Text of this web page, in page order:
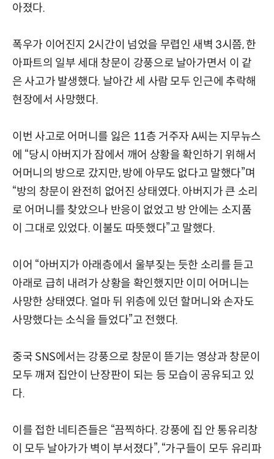
아졌다.
폭우가 이어진지 2시간이 넘었을 무렵인 새벽 3시쯤, 한
아파트의 일부 세대 창문이 강풍으로 날아가면서 이 같
은 사고가 발생했다. 날아간 세 사람 모두 인근에 추락해
현장에서 사망했다.
이번 사고로 어머니를 잃은 11층 거주자 A씨는 지무뉴스
에 “당시 아버지가 잠에서 깨어 상황을 확인하기 위해서
어머니의 방으로 갔지만, 방에 아무도 없다고 말했다”며
“방의 창문이 완전히 없어진 상태였다. 아버지가 큰 소리
로 어머니를 찾았으나 반응이 없었고 방 안에는 소지품
이 그대로 있었다. 이불도 따뜻했다”고 말했다.
이어 “아버지가 아래층에서 울부짖는 듯한 소리를 듣고
아래로 급히 내려가 상황을 확인했지만 이미 어머니는
사망한 상태였다. 얼마 뒤 위층에 있던 할머니와 손자도
사망했다는 소식을 들었다”고 전했다.
중국 SNS에서는 강풍으로 창문이 뜯기는 영상과 창문이
모두 깨져 집안이 난장판이 되는 등 모습이 공유되고 있
다.
이를 접한 네티즌들은 “끔찍하다. 강풍에 집 안 통유리창
이 모두 날아가가 벽이 부서졌다”, “가구들이 모두 유리파